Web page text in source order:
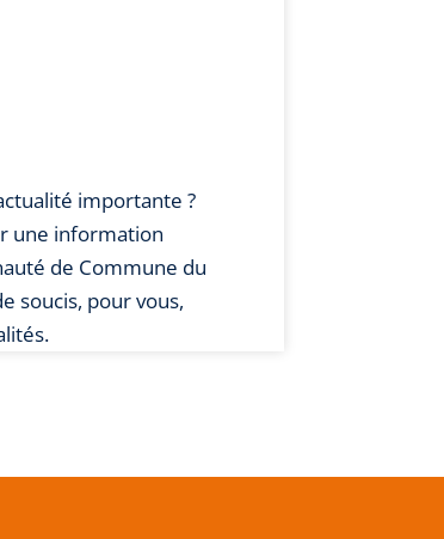
importante ?
une information
de Commune du
soucis, pour vous,